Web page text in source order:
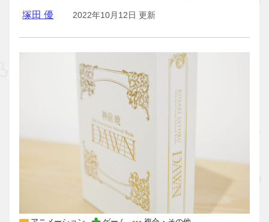
塚田 優 2022年10月12日 更新